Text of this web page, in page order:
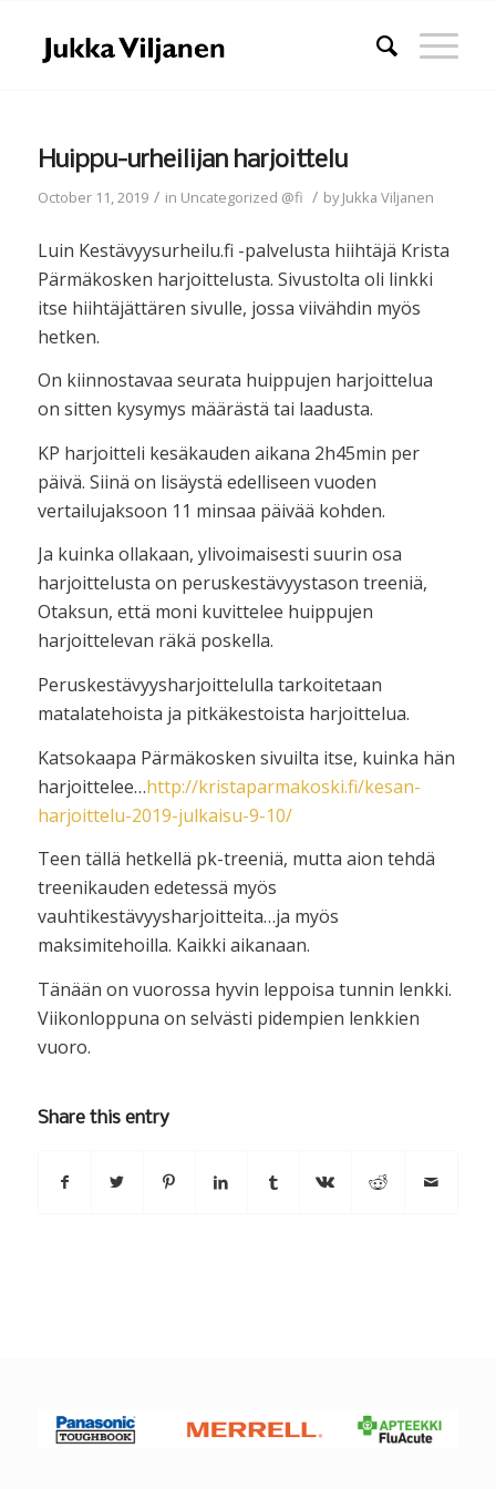
Huippu-urheilijan harjoittelu
October 11, 2019 / in Uncategorized @fi / byJukka Viljanen
Luin Kestävyysurheilu.fi -palvelusta hiihtäjä Krista
Pärmäkosken harjoittelusta. Sivustolta oli linkki
itse hiihtäjättären sivulle, jossa viivähdin myös
hetken.
On kiinnostavaa seurata huippujen harjoittelua
on sitten kysymys määrästä tai laadusta.
KP harjoitteli kesäkauden aikana 2h45min per
päivä. Siinä on lisäystä edelliseen vuoden
vertailujaksoon 11 minsaa päivää kohden.
Ja kuinka ollakaan, ylivoimaisesti suurin osa
harjoittelusta on peruskestävyystason treeniä,
Otaksun, että moni kuvittelee huippujen
harjoittelevan räkä poskella.
Peruskestävyysharjoittelulla tarkoitetaan
matalatehoista ja pitkäkestoista harjoittelua.
Katsokaapa Pärmäkosken sivuilta itse, kuinka hän
harjoittelee…http://kristaparmakoski.fi/kesan-
harjoittelu-2019-julkaisu-9-10/
Teen tällä hetkellä pk-treeniä, mutta aion tehdä
treenikauden edetessä myös
vauhtikestävyysharjoitteita…ja myös
maksimitehoilla. Kaikki aikanaan.
Tänään on vuorossa hyvin leppoisa tunnin lenkki.
Viikonloppuna on selvästi pidempien lenkkien
vuoro.
Share this entry